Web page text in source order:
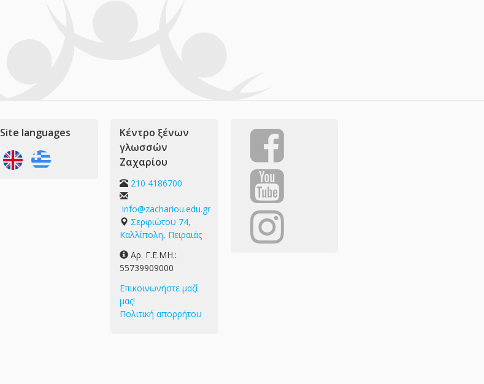
Site languages
Κέντρο ξένων
γλωσσών
Ζαχαρίου
210 4186700
info@zachariou.edu.gr
Σερφιώτου 74,
Καλλίπολη, Πειραιάς
Αρ. Γ.Ε.ΜΗ.:
55739909000
Επικοινωνήστε μαζί
μας!
Πολιτική απορρήτου